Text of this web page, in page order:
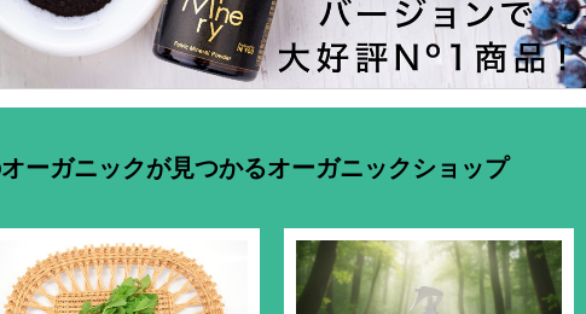
ーガニックが見つかるオーガニックショップ